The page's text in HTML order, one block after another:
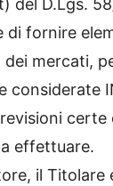
del D.Lgs.
di fornire
dei mercati,
considerate
effettuare.
il